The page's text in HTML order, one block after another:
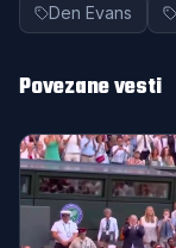
Den Evans
Povezane vesti